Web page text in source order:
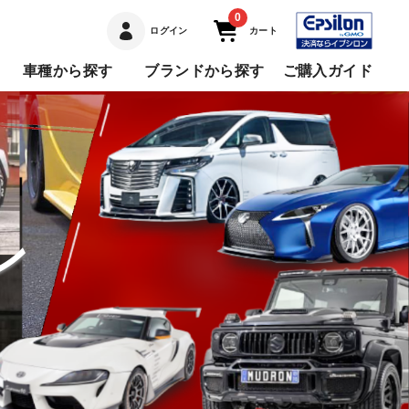
ログイン
0
カート
車種から探す ブランドから探す ご購入ガイド